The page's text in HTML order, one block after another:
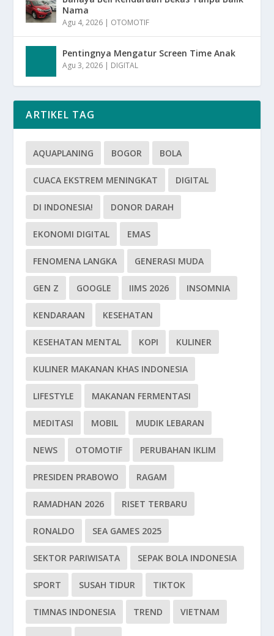
Nama
Agu 4, 2026 | OTOMOTIF
Pentingnya Mengatur Screen Time Anak
Agu 3, 2026 | DIGITAL
ARTIKEL TAG
AQUAPLANING BOGOR BOLA
CUACA EKSTREM MENINGKAT DIGITAL
DI INDONESIA! DONOR DARAH
EKONOMI DIGITAL EMAS
FENOMENA LANGKA GENERASI MUDA
GEN Z GOOGLE IIMS 2026 INSOMNIA
KENDARAAN KESEHATAN
KESEHATAN MENTAL KOPI KULINER
KULINER MAKANAN KHAS INDONESIA
LIFESTYLE MAKANAN FERMENTASI
MEDITASI MOBIL MUDIK LEBARAN
NEWS OTOMOTIF PERUBAHAN IKLIM
PRESIDEN PRABOWO RAGAM
RAMADHAN 2026 RISET TERBARU
RONALDO SEA GAMES 2025
SEKTOR PARIWISATA SEPAK BOLA INDONESIA
SPORT SUSAH TIDUR TIKTOK
TIMNAS INDONESIA TREND VIETNAM